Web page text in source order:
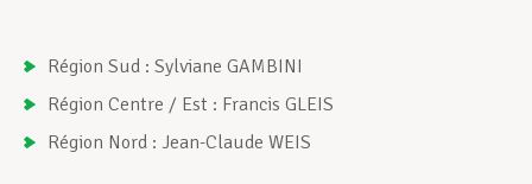
Région Sud : Sylviane GAMBINI
Région Centre / Est : Francis GLEIS
Région Nord : Jean-Claude WEIS